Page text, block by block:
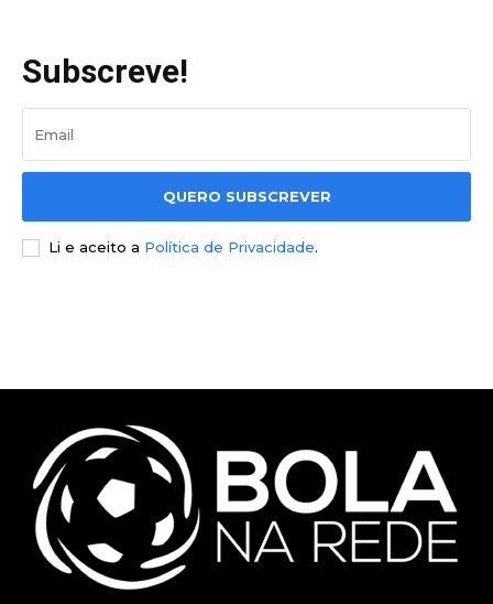
Subscreve!
QUERO SUBSCREVER
Li e aceito a Política de Privacidade.